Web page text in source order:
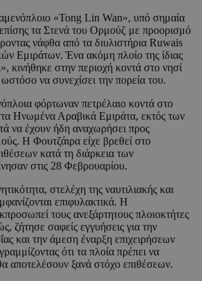
«Tong Lin Wan», υπό σημαία
τα Στενά του Ορμούζ με προορισμό
νάφθα από τα διυλιστήρια Ruwais
Εμιράτων. Ένα ακόμη πλοίο της ίδιας
κινήθηκε στην περιοχή κοντά στο νησί
να συνεχίσει την πορεία του.
φόρτωναν πετρέλαιο κοντά στο
Ηνωμένα Αραβικά Εμιράτα, εκτός των
να έχουν ήδη αναχωρήσει προς
Η Φουτζάιρα είχε βρεθεί στο
κατά τη διάρκεια των
στις 28 Φεβρουαρίου.
στελέχη της ναυτιλιακής και
επιφυλακτικά. Η
τους ανεξάρτητους πλοιοκτήτες
ζήτησε σαφείς εγγυήσεις για την
και την άμεση έναρξη επιχειρήσεων
ότι τα πλοία πρέπει να
αποτελέσουν ξανά στόχο επιθέσεων.